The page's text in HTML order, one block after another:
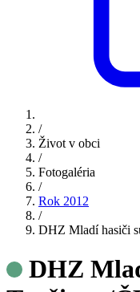
/
Život v obci
/
Fotogaléria
/
Rok 2012
/
DHZ Mladí hasiči
DHZ